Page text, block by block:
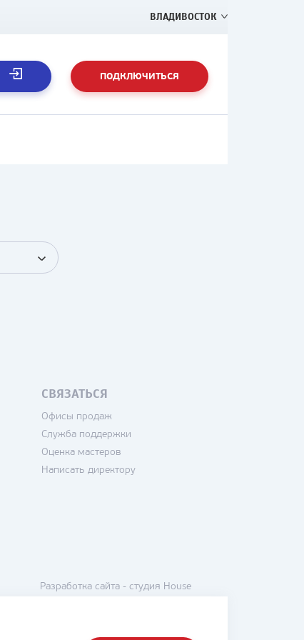
ВЛАДИВОСТОК
ПОДКЛЮЧИТЬСЯ
СВЯЗАТЬСЯ
Офисы продаж
Служба поддержки
Оценка мастеров
Написать директору
Разработка сайта - студия House